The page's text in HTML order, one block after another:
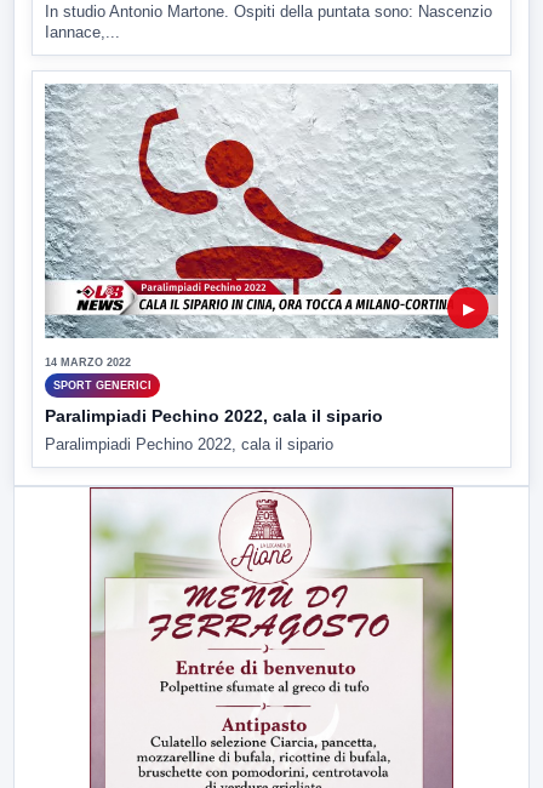
In studio Antonio Martone. Ospiti della puntata sono: Nascenzio
Iannace,...
▶
14 MARZO 2022
SPORT GENERICI
Paralimpiadi Pechino 2022, cala il sipario
Paralimpiadi Pechino 2022, cala il sipario